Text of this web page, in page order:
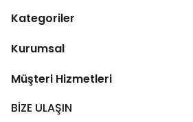
Kategoriler
Kurumsal
Müşteri Hizmetleri
BİZE ULAŞIN